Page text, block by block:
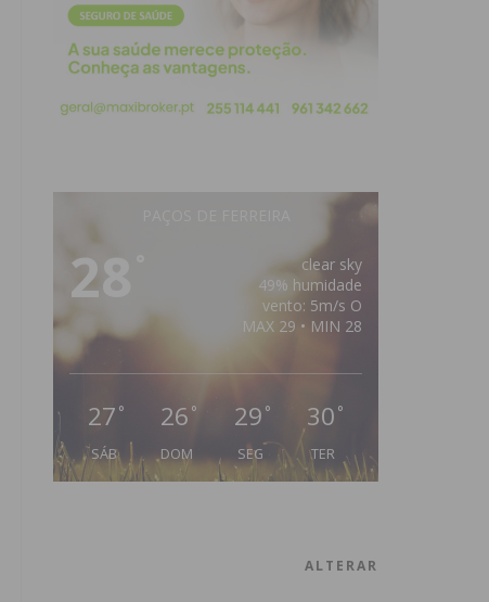
28
clear sky
49% humidade
vento: 5m/s O
MAX 29 • MIN 28
27 °
SÁB
26 °
DOM
29 °
SEG
30 °
TER
ALTERAR